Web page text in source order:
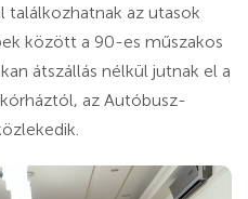
az utasok
között a 90-es műszakos
átszállás nélkül jutnak el a
az Autóbusz-